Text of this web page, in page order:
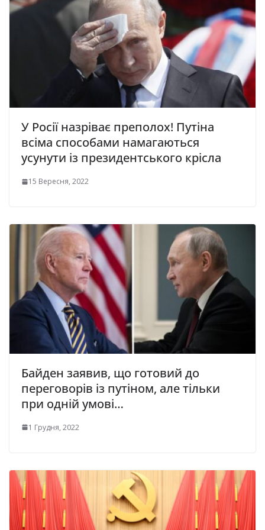
У Росії назріває преполох! Путіна
всіма способами намагаються
усунути із президентського крісла
15 Вересня, 2022
Байден заявив, що готовий до
переговорів із путіном, але тільки
при одній умові…
1 Грудня, 2022